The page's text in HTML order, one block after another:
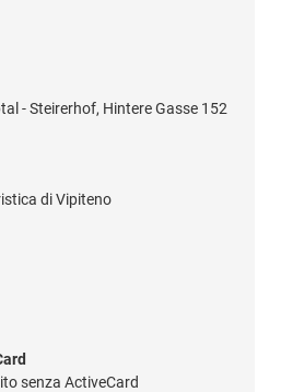
- Steirerhof, Hintere Gasse 152
di Vipiteno
senza ActiveCard